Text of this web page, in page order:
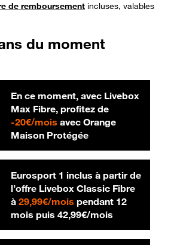
de remboursement incluses, valables
du moment
En ce moment, avec Livebox
Max Fibre, profitez de
-20€/mois20 € par mois
avec Orange
Maison Protégée
Eurosport 1 inclus à partir de
l’offre Livebox Classic Fibre
à 29,99€/mois29,99 € par mois
pendant 12
mois puis 42,99€/mois42,99 € par